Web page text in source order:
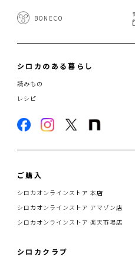
BONECO
シロカのある暮らし
読みもの
レシピ
ご購入
シロカオンラインストア 本店
シロカオンラインストア アマゾン店
シロカオンラインストア 楽天市場店
シロカクラブ